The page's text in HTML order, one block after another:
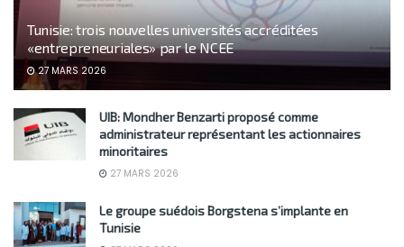
Tunisie: trois nouvelles universités accréditées
«entrepreneuriales» par le NCEE
27 MARS 2026
UIB: Mondher Benzarti proposé comme
administrateur représentant les actionnaires
minoritaires
27 MARS 2026
Le groupe suédois Borgstena s’implante en
Tunisie